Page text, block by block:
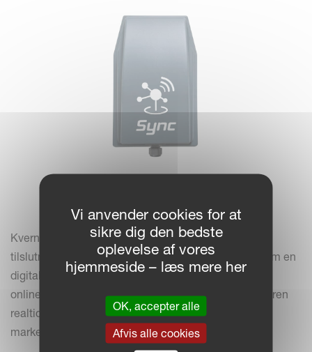
Kverneland Sync bringer næste niveau af
tilslutningsmuligheder til f-drill-serien og fungerer som en
digital bro mellem maskinen og Kvernelands
onlinetjenester. Denne problemfri integration giver føren
realtidsovervågning og smartere overførsel af data i
marken.
Vi anvender cookies for at
sikre dig den bedste
oplevelse af vores
hjemmeside – læs mere her
OK, accepter alle
Afvis alle cookies